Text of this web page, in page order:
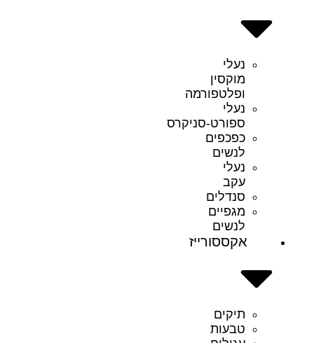
נעלי
מוקסין
ופלטפורמה
נעלי
ספורט-סניקרס
כפכפים
לנשים
נעלי
עקב
סנדלים
מגפיים
לנשים
אקססורייז
תיקים
טבעות